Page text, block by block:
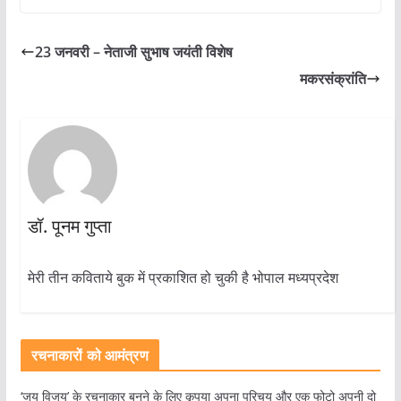
23 जनवरी – नेताजी सुभाष जयंती विशेष
मकरसंक्रांति
डॉ. पूनम गुप्ता
मेरी तीन कविताये बुक में प्रकाशित हो चुकी है भोपाल मध्यप्रदेश
रचनाकारों को आमंत्रण
‘जय विजय’ के रचनाकार बनने के लिए कृपया अपना परिचय और एक फोटो अपनी दो